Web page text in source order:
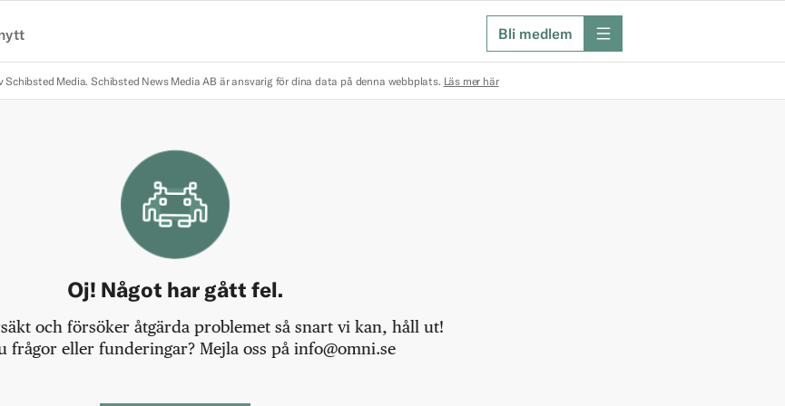
Bli medlem meny
Schibsted Media. Schibsted News Media AB är ansvarig för dina data på denna webbplats. Läs mer här
Oj! Något har gått fel.
och försöker åtgärda problemet så snart vi kan, håll ut!
frågor eller funderingar? Mejla oss på info@omni.se